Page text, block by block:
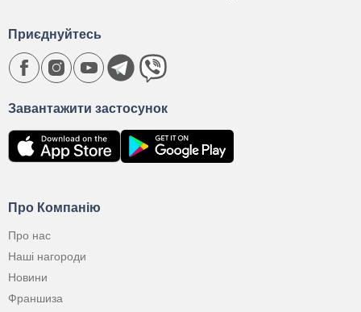
Про Компанію
Про нас
Наші нагороди
Новини
Франшиза
Завантажити застосунок
Приєднуйтесь